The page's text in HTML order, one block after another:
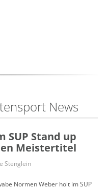
News
SUP Stand up
Meistertitel
Stenglein
Normen Weber holt im SUP